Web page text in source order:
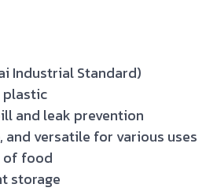
Industrial Standard)
plastic
and leak prevention
and versatile for various uses
of food
storage